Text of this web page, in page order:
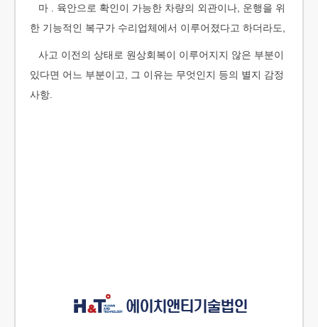
마 . 육안으로 확인이 가능한 차량의 외관이나, 운행을 위
한 기능적인 복구가 수리업체에서 이루어졌다고 하더라도,
사고 이전의 상태로 원상회복이 이루어지지 않은 부분이
있다면 어느 부분이고, 그 이유는 무엇인지 등의 별지 감정
사항.